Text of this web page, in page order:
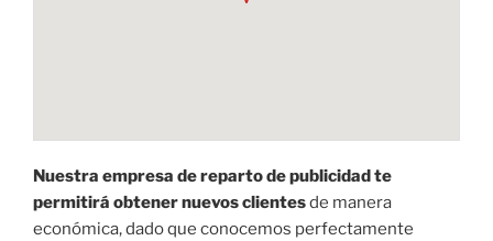
Nuestra empresa de reparto de publicidad te
permitirá obtener nuevos clientesde manera
económica, dado que conocemos perfectamente